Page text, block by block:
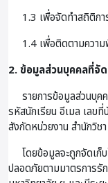
1.3 เพื่อจัดทำสถิติกา
1.4 เพื่อติดตามความ
2. ข้อมูลส่วนบุคคลที่จั
รายการข้อมูลส่วนบุค
รหัสนักเรียน อีเมล เลข
สังกัดหน่วยงาน สำนักวิชา
โดยข้อมูลจะถูกจัดเก็บ
ปลอดภัยตามมาตรการรั